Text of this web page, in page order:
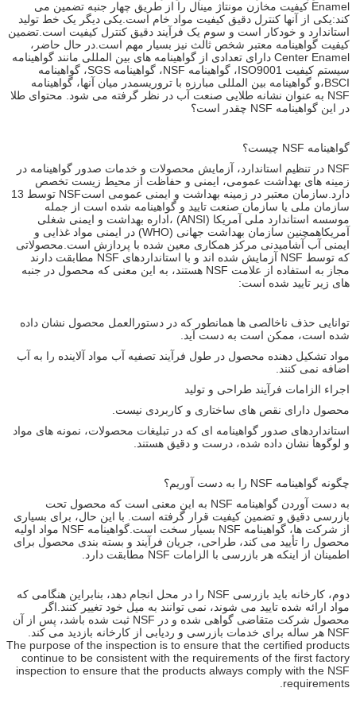
Enamel کیفیت مخازن مونتاژ مینال را از طریق چهار جنبه تضمین می
کند:یکی از آنها کنترل دقیق کیفیت مواد خام است.یکی دیگر یک خط تولید
استاندارد و خودکار است و سوم یک فرآیند دقیق کنترل کیفیت است.تضمین
کیفیت گواهینامه معتبر شخص ثالث نیز بسیار مهم است.در حال حاضر،
Center Enamel دارای تعدادی از گواهینامه های بین المللی مانند گواهینامه
سیستم کیفیت ISO9001، گواهینامه NSF، گواهینامه SGS، گواهینامه
BSCI،و گواهینامه بین المللی مبارزه با تروریسمدر میان آنها، گواهینامه
NSF به عنوان نشانه طلایی صنعت آب در نظر گرفته می شود. محتوای طلا
در این گواهینامه NSF چقدر است؟
گواهينامه NSF چيست؟
NSF در تنظیم استاندارد، آزمایش محصولات و خدمات صدور گواهینامه در
زمینه های بهداشت عمومی، ایمنی و حفاظت از محیط زیست تخصص
دارد.سازمان معتبر در زمینه بهداشت و ایمنی عمومی استNSF توسط 13
سازمان ملی یا سازمان صنعت تایید و گواهینامه شده است از جمله
موسسه استاندارد ملی آمریکا (ANSI) ،اداره بهداشت و ایمنی شغلی
آمریکاهمچنین سازمان بهداشت جهانی (WHO) در ایمنی مواد غذایی و
ایمنی آب آشامیدنی مرکز همکاری معین شده با پردازش است.محصولاتی
که توسط NSF آزمایش شده اند و با استانداردهای NSF مطابقت دارند
مجاز به استفاده از علامت NSF هستند، به این معنی که محصول در جنبه
های زیر تایید شده است:
توانایی حذف ناخالصی ها همانطور که در دستورالعمل محصول نشان داده
شده است، ممکن است به دست آید.
مواد تشکیل دهنده محصول در طول فرآیند تصفیه آب مواد آلاینده را به آب
اضافه نمی کنند.
اجراء الزامات فرآیند طراحی و تولید
محصول دارای نقص های ساختاری و کاربردی نیست.
استانداردهای صدور گواهینامه ای که در تبلیغات محصولات، نمونه های مواد
و لوگوها نشان داده شده، درست و دقیق هستند.
چگونه گواهینامه NSF را به دست آوریم؟
به دست آوردن گواهینامه NSF به این معنی است که محصول تحت
بازرسی دقیق و تضمین کیفیت قرار گرفته است. با این حال، برای بسیاری
از شرکت ها، گواهینامه NSF بسیار سخت است.گواهینامه NSF مواد اولیه
محصول را تأیید می کند، طراحی، جریان فرآیند و بسته بندی محصول برای
اطمینان از اینکه هر بازرسی با الزامات NSF مطابقت دارد.
دوم، کارخانه باید بازرسی NSF را در محل انجام دهد، بنابراین هنگامی که
مواد ارائه شده تایید می شوند، نمی توانند به میل خود تغییر کنند.اگر
محصول شرکت متقاضی گواهی شده و در NSF ثبت شده باشد، پس از آن
NSF هر ساله برای خدمات بازرسی و ردیابی از کارخانه بازدید می کند.
The purpose of the inspection is to ensure that the certified products
continue to be consistent with the requirements of the first factory
inspection to ensure that the products always comply with the NSF
requirements.